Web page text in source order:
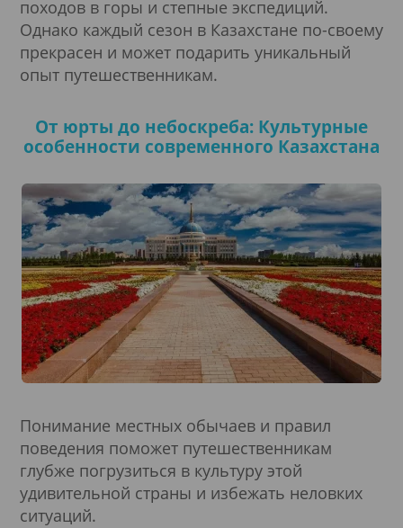
походов в горы и степные экспедиций.
Однако каждый сезон в Казахстане по-своему
прекрасен и может подарить уникальный
опыт путешественникам.
От юрты до небоскреба: Культурные
особенности современного Казахстана
Понимание местных обычаев и правил
поведения поможет путешественникам
глубже погрузиться в культуру этой
удивительной страны и избежать неловких
ситуаций.